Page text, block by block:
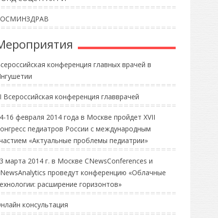
конференция главных врачей в
Всероссийская конференция главврачей
16 февраля 2014 года в Москве пройдет XVII
педиатров России с международным
«Актуальные проблемы педиатрии»
марта 2014 г. в Москве CNewsConferences и
проведут конференцию «Облачные
расширение горизонтов»
консультация